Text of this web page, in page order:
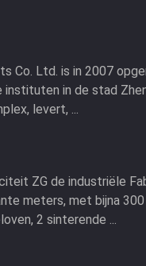
Co. Ltd. is in 2007
in de stad
levert, ...
ZG de industriële
meters, met bijna
2 sinterende ...